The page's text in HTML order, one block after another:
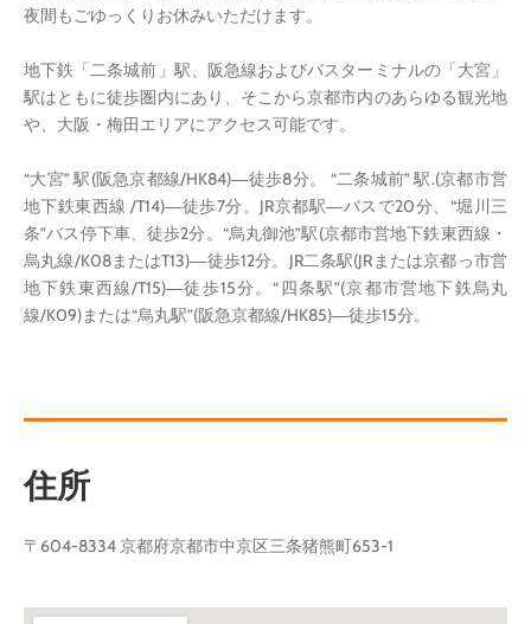
夜間もごゆっくりお休みいただけます。
地下鉄「二条城前」駅、阪急線およびバスターミナルの「大宮」
駅はともに徒歩圏内にあり、そこから京都市内のあらゆる観光地
や、大阪・梅田エリアにアクセス可能です。
“大宮” 駅(阪急京都線/HK84)―徒歩8分。 “二条城前” 駅.(京都市営
地下鉄東西線 /T14)―徒歩7分。JR京都駅―バスで20分、“堀川三
条”バス停下車、徒歩2分。“烏丸御池”駅(京都市営地下鉄東西線・
烏丸線/K08またはT13)―徒歩12分。JR二条駅(JRまたは京都っ市営
地下鉄東西線/T15)―徒歩15分。“四条駅”(京都市営地下鉄烏丸
線/K09)または“烏丸駅”(阪急京都線/HK85)―徒歩15分。
住所
〒604-8334 京都府京都市中京区三条猪熊町653-1